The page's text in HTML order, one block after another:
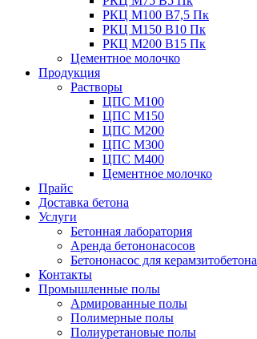
РКЦ М100 B7,5 Пк
РКЦ М150 B10 Пк
РКЦ М200 B15 Пк
Цементное молочко
Продукция
Растворы
ЦПС М100
ЦПС М150
ЦПС М200
ЦПС М300
ЦПС М400
Цементное молочко
Прайс
Доставка бетона
Услуги
Бетонная лаборатория
Аренда бетононасосов
Бетононасос для керамзитобетона
Контакты
Промышленные полы
Армированные полы
Полимерные полы
Полиуретановые полы